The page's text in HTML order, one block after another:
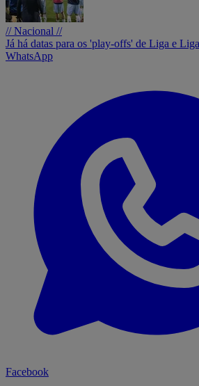
// Nacional //
Já há datas para os 'play-offs' de Liga e
WhatsApp
Facebook